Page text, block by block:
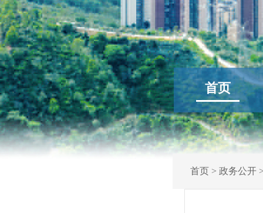
首页
首页> 政务公开